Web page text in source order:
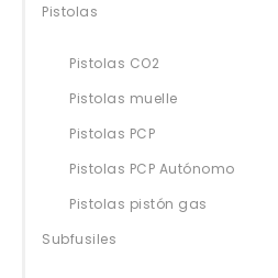
Pistolas
Pistolas CO2
Pistolas muelle
Pistolas PCP
Pistolas PCP Autónomo
Pistolas pistón gas
Subfusiles